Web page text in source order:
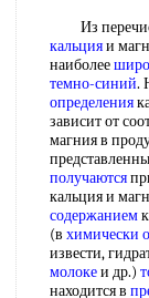
Из
кальцияи
наиболее
темно-синий.
определения
зависит от
магния в
получаются
кальция и
содержанием
(в химически
извести,
молокеи др.)
находится в